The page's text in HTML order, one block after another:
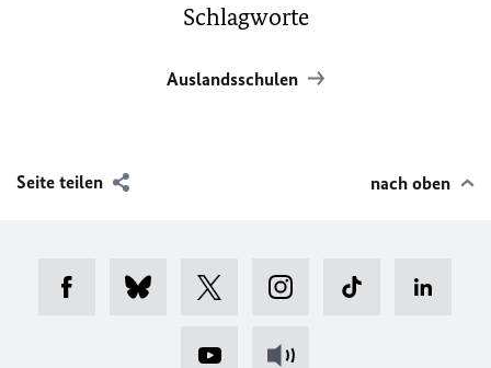
Schlagworte
Auslandsschulen
Seite teilen nach oben